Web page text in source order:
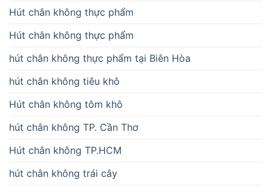
Hút chân không thực phẩm
Hút chân không thực phẩm
hút chân không thực phẩm tại Biên Hòa
hút chân không tiêu khô
Hút chân không tôm khô
hút chân không TP. Cần Thơ
Hút chân không TP.HCM
hút chân không trái cây